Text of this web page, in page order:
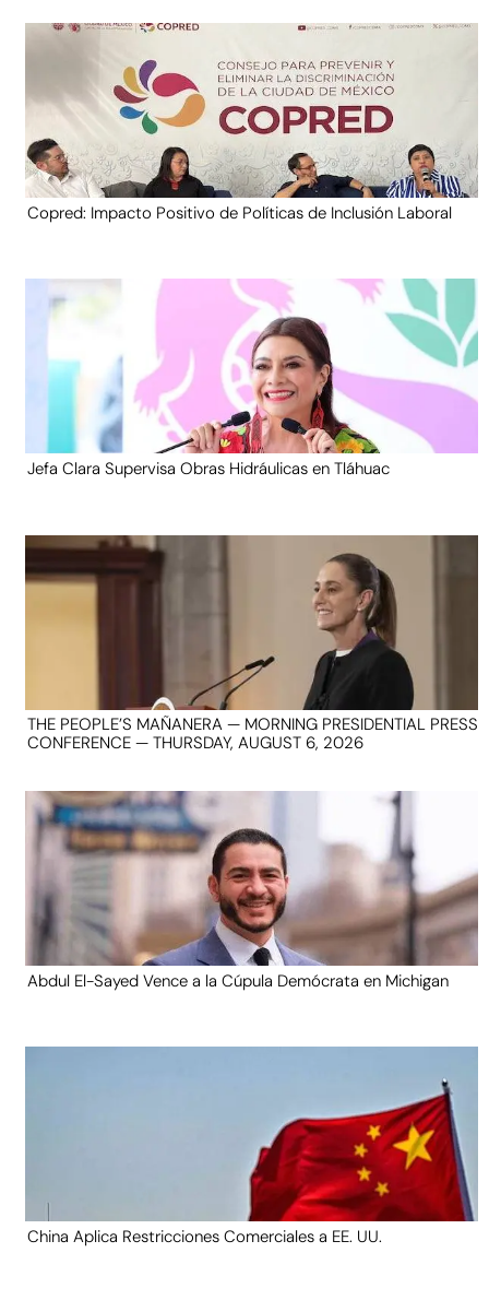
Copred: Impacto Positivo de Políticas de Inclusión Laboral
Jefa Clara Supervisa Obras Hidráulicas en Tláhuac
THE PEOPLE’S MAÑANERA — MORNING PRESIDENTIAL PRESS
CONFERENCE — THURSDAY, AUGUST 6, 2026
Abdul El-Sayed Vence a la Cúpula Demócrata en Michigan
China Aplica Restricciones Comerciales a EE. UU.